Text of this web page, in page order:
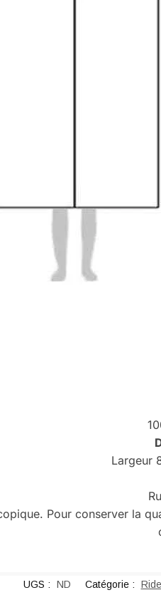
Largeur
Pour conserver la
UGS : ND Catégorie :